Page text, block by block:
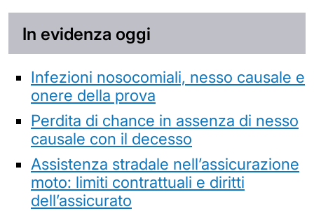
In evidenza oggi
Infezioni nosocomiali, nesso causale e
onere della prova
Perdita di chance in assenza di nesso
causale con il decesso
Assistenza stradale nell’assicurazione
moto: limiti contrattuali e diritti
dell’assicurato